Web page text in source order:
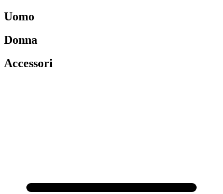
Uomo
Donna
Accessori